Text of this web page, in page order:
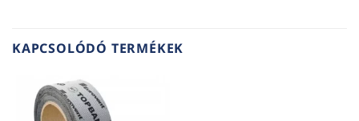
KAPCSOLÓDÓ TERMÉKEK